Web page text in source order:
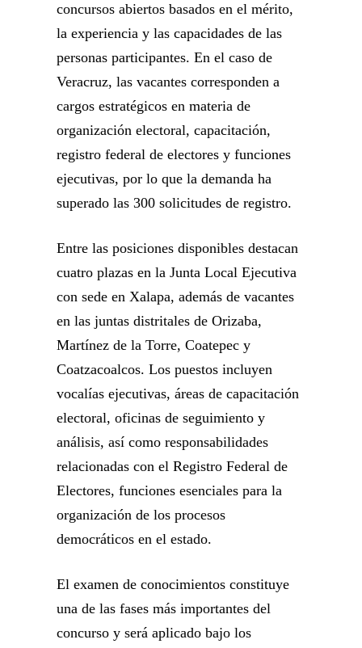
concursos abiertos basados en el mérito,
la experiencia y las capacidades de las
personas participantes. En el caso de
Veracruz, las vacantes corresponden a
cargos estratégicos en materia de
organización electoral, capacitación,
registro federal de electores y funciones
ejecutivas, por lo que la demanda ha
superado las 300 solicitudes de registro.
Entre las posiciones disponibles destacan
cuatro plazas en la Junta Local Ejecutiva
con sede en Xalapa, además de vacantes
en las juntas distritales de Orizaba,
Martínez de la Torre, Coatepec y
Coatzacoalcos. Los puestos incluyen
vocalías ejecutivas, áreas de capacitación
electoral, oficinas de seguimiento y
análisis, así como responsabilidades
relacionadas con el Registro Federal de
Electores, funciones esenciales para la
organización de los procesos
democráticos en el estado.
El examen de conocimientos constituye
una de las fases más importantes del
concurso y será aplicado bajo los